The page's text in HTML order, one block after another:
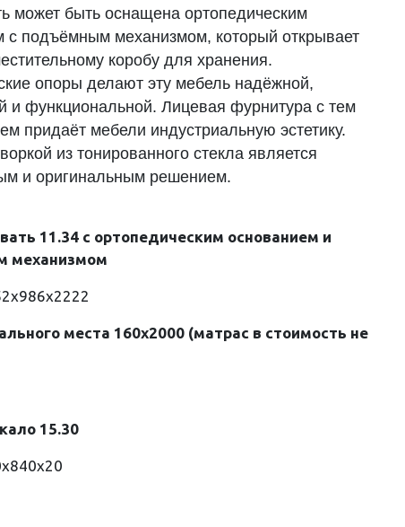
может быть оснащена ортопедическим
с подъёмным механизмом, который открывает
коробу для хранения.
опоры делают эту мебель надёжной,
и функциональной. Лицевая фурнитура с тем
придаёт мебели индустриальную эстетику.
из тонированного стекла является
и оригинальным решением.
11.34 с ортопедическим основанием и
механизмом
места 160х2000 (матрас в стоимость не
15.30